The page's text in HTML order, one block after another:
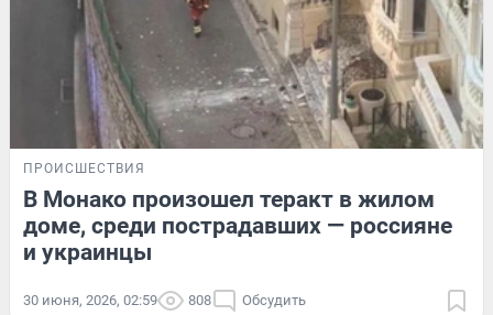
ПРОИСШЕСТВИЯ
В Монако произошел теракт в жилом
доме, среди пострадавших — россияне
и украинцы
30 июня, 2026, 02:59 808 Обсудить